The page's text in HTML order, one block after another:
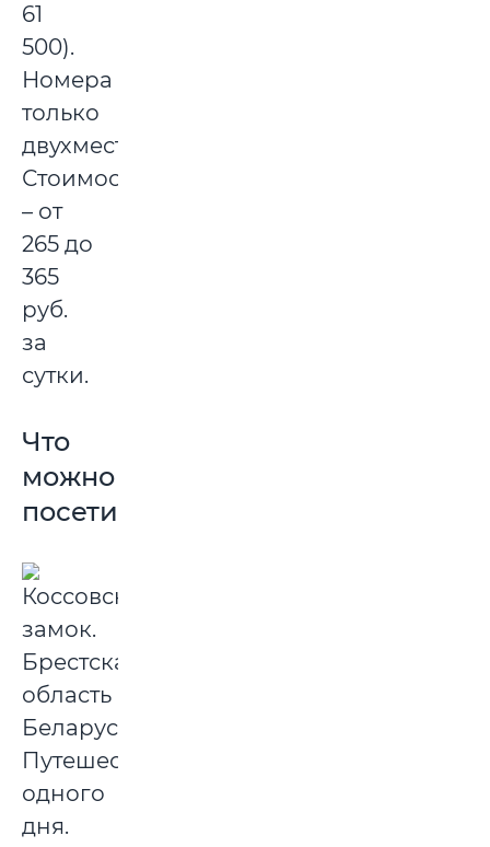
61
500).
Номера
только
двухместные.
Стоимость
– от
265 до
365
руб.
за
сутки.
Что
можно
посетить